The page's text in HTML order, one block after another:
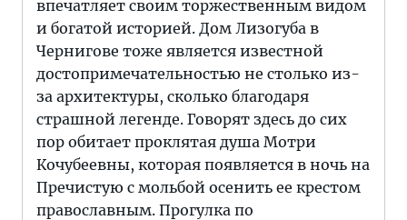
впечатляет своим торжественным видом
и богатой историей. Дом Лизогуба в
Чернигове тоже является известной
достопримечательностью не столько из-
за архитектуры, сколько благодаря
страшной легенде. Говорят здесь до сих
пор обитает проклятая душа Мотри
Кочубеевны, которая появляется в ночь на
Пречистую с мольбой осенить ее крестом
православным. Прогулка по